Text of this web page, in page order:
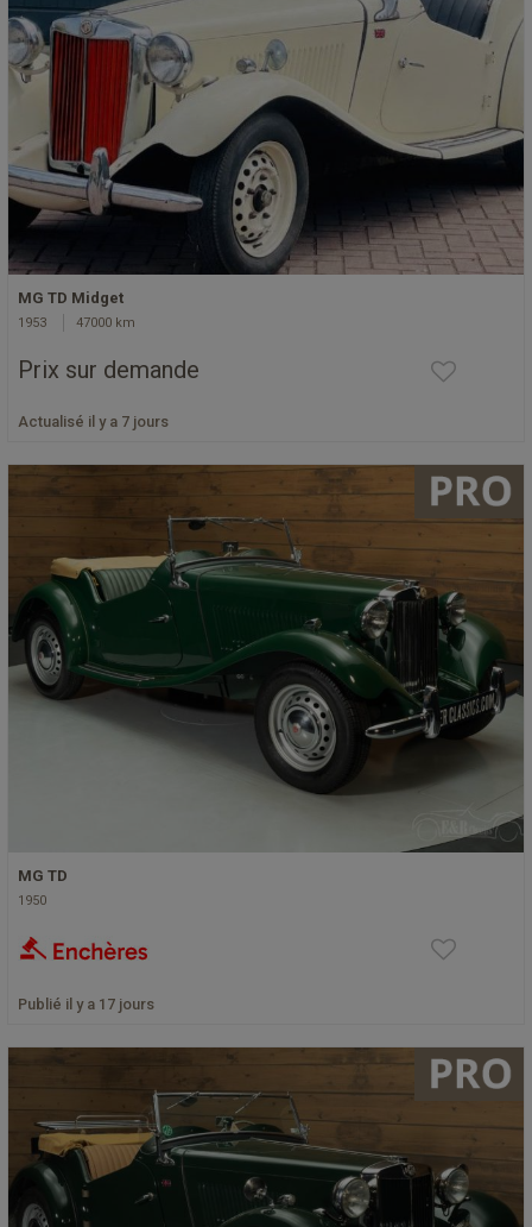
MG TD Midget
1953 47000 km
Prix sur demande
Actualisé il y a 7 jours
MG TD
1950
Publié il y a 17 jours